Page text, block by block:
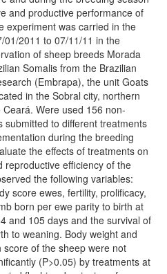
and productive performance of
experiment was carried in the
01/2011 to 07/11/11 in the
of sheep breeds Morada
Somalis from the Brazilian
(Embrapa), the unit Goats
in the Sobral city, northern
Were used 156 non-
submitted to different treatments
during the breeding
the effects of treatments on
reproductive efficiency of the
the following variables:
score ewes, fertility, prolificacy,
born per ewe parity to birth at
and 105 days and the survival of
to weaning. Body weight and
score of the sheep were not
(P>0.05) by treatments at